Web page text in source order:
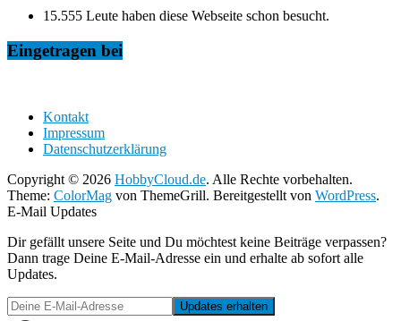
15.555 Leute haben diese Webseite schon besucht.
Eingetragen bei
Kontakt
Impressum
Datenschutzerklärung
Copyright © 2026 HobbyCloud.de. Alle Rechte vorbehalten.
Theme: ColorMag von ThemeGrill. Bereitgestellt von WordPress.
E-Mail Updates
Dir gefällt unsere Seite und Du möchtest keine Beiträge verpassen?
Dann trage Deine E-Mail-Adresse ein und erhalte ab sofort alle
Updates.